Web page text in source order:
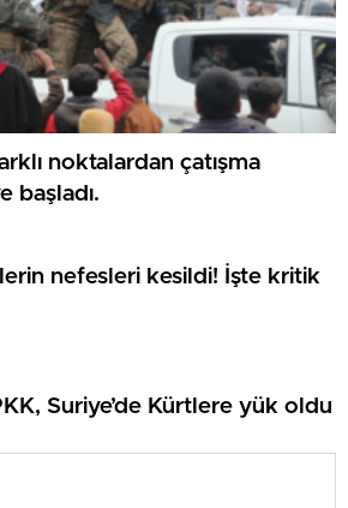
noktalardan çatışma
başladı.
nefesleri kesildi! İşte kritik
Suriye’de Kürtlere yük oldu